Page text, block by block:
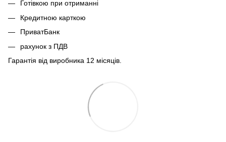
Готівкою при отриманні
Кредитною карткою
ПриватБанк
рахунок з ПДВ
Гарантія від виробника 12 місяців.